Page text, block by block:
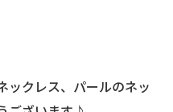
ックレス、パールのネッ